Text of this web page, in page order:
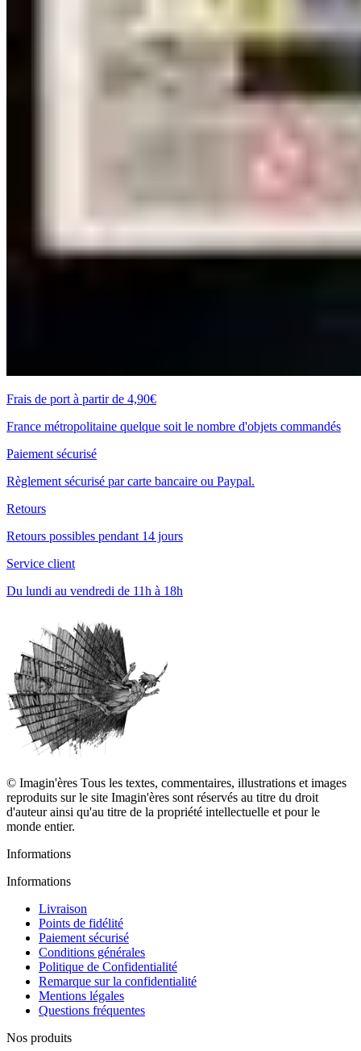
Frais de port à partir de 4,90€
France métropolitaine quelque soit le nombre d'objets commandés
Paiement sécurisé
Règlement sécurisé par carte bancaire ou Paypal.
Retours
Retours possibles pendant 14 jours
Service client
Du lundi au vendredi de 11h à 18h
© Imagin'ères Tous les textes, commentaires, illustrations et images
reproduits sur le site Imagin'ères sont réservés au titre du droit
d'auteur ainsi qu'au titre de la propriété intellectuelle et pour le
monde entier.
Informations
Informations
Livraison
Points de fidélité
Paiement sécurisé
Conditions générales
Politique de Confidentialité
Remarque sur la confidentialité
Mentions légales
Questions fréquentes
Nos produits